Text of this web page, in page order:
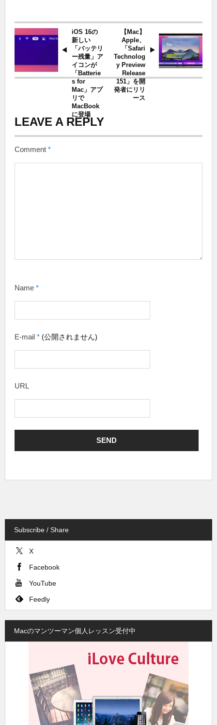
iOS 16の
新しい
「バッテリ
ー残量」ア
イコンが
「Batterie
s for
Mac」アプ
リで
MacBook
に登場
【Mac】
Apple、
「Safari
Technolog
y Preview
Release
151」を開
発者にリリ
ース
LEAVE A REPLY
Comment *
Name *
E-mail * (公開されません)
URL
Subscribe / Share
X
Facebook
YouTube
Feedly
Macのマンツーマン個人レッスン受付中